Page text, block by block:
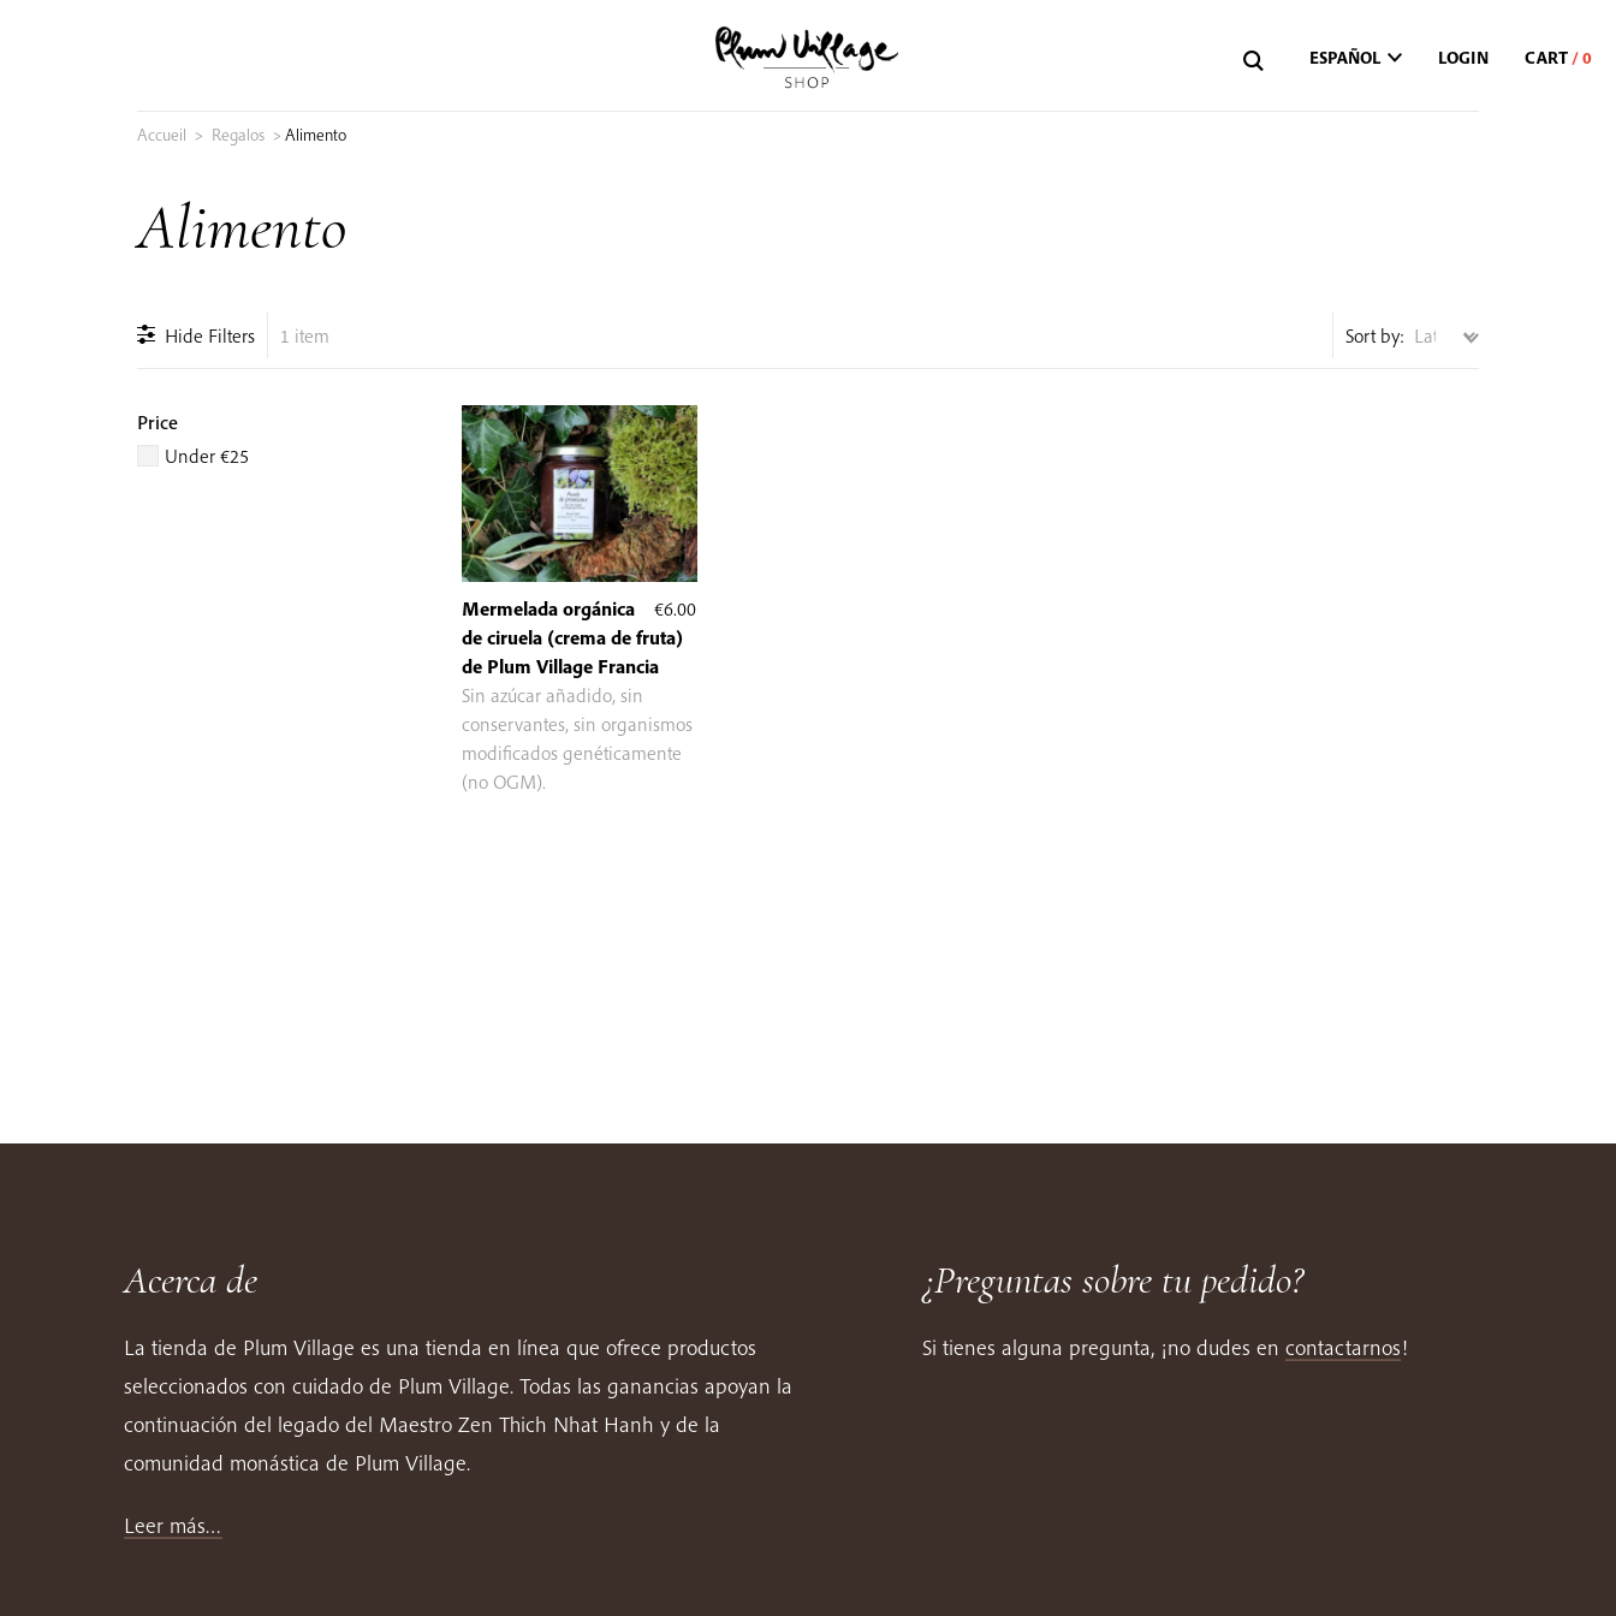
ESPAÑOL LOGIN
Accueil > Regalos > Alimento
Alimento
Hide Filters 1 item Sort by:
Price
Under €25
€6.00
Mermelada orgánica
de ciruela (crema de fruta)
de Plum Village Francia
Sin azúcar añadido, sin
conservantes, sin organismos
modificados genéticamente
(no OGM).
Acerca de
La tienda de Plum Village es una tienda en línea que ofrece productos
seleccionados con cuidado de Plum Village. Todas las ganancias apoyan la
continuación del legado del Maestro Zen Thich Nhat Hanh y de la
comunidad monástica de Plum Village.
Leer más…
¿Preguntas sobre tu pedido?
Si tienes alguna pregunta, ¡no dudes en contactarnos!